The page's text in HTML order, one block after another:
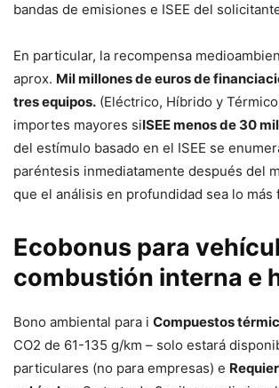
bandas de emisiones e ISEE del
En particular, la recompensa
aprox. Mil millones de euros de
tres equipos. (Eléctrico, Híbrido y
importes mayores siISEE menos de 30
del estímulo basado en el ISEE se
paréntesis inmediatamente después del
que el análisis en profundidad sea lo más
Ecobonus para
combustión interna e
Bono ambiental para i Compuestos
CO2 de 61-135 g/km – solo estará
particulares (no para empresas) e